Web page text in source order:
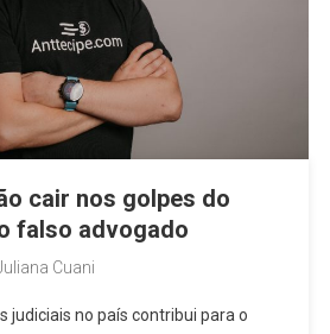
cair nos golpes do
falso advogado
Cuani
judiciais no país contribui para o